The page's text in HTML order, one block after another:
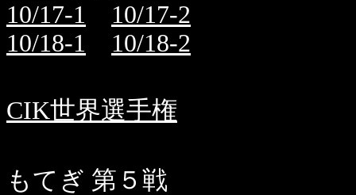
10/17-1
10/17-2
10/18-1
10/18-2
CIK世界選手権
もてぎ 第５戦